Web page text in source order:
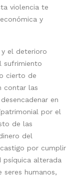
violencia te
y
el deterioro
sufrimiento
cierto de
contar las
en
por el
de las
del
por cumplir
psíquica alterada
humanos,